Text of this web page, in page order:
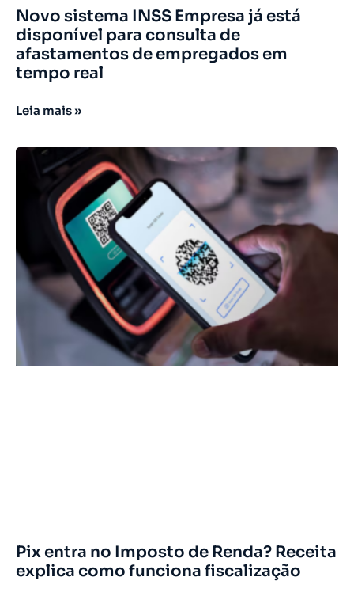
Novo sistema INSS Empresa já está
disponível para consulta de
afastamentos de empregados em
tempo real
Leia mais »
Pix entra no Imposto de Renda? Receita
explica como funciona fiscalização